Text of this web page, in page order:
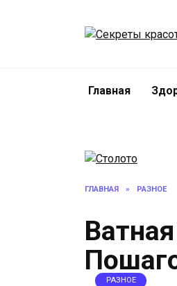
Главная
ГЛАВНАЯ » РАЗНОЕ
РАЗНОЕ